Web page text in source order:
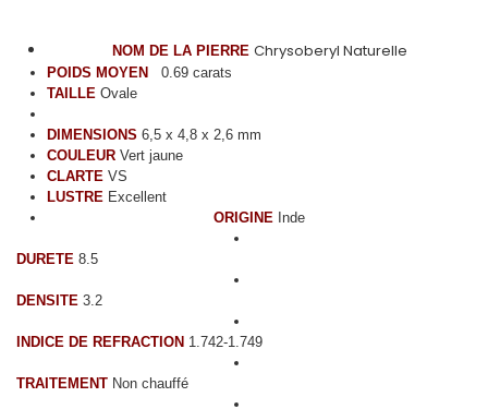
NOM DE LA PIERRE Chrysoberyl Naturelle
POIDS MOYEN
0.69 carats
TAILLE Ovale
DIMENSIONS 6,5 x 4,8 x 2,6 mm
COULEUR Vert jaune
CLARTE VS
LUSTRE Excellent
ORIGINE Inde
DURETE 8.5
DENSITE 3.2
INDICE DE REFRACTION 1.742-1.749
TRAITEMENT Non chauffé